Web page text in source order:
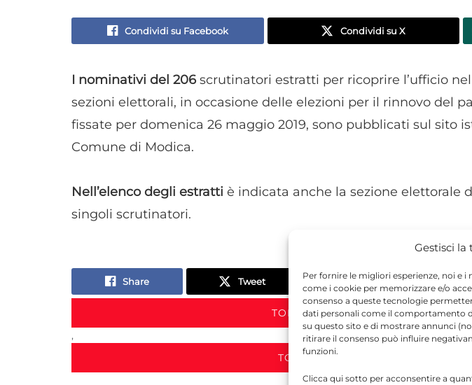
Gestisci la
Per fornire le migliori esperienze, noi e
come i cookie per memorizzare e/o
consenso a queste tecnologie
dati personali come il comportamento
su questo sito e di mostrare annunci
ritirare il consenso può influire
funzioni.
Clicca qui sotto per acconsentire a
Condividi su Facebook Condividi su X
I nominativi del 206 scrutinatori estratti per ricoprire l’ufficio
sezioni elettorali, in occasione delle elezioni per il rinnovo del
fissate per domenica 26 maggio 2019, sono pubblicati sul sito
Comune di Modica.
Nell’elenco degli estratti è indicata anche la sezione elettorale
singoli scrutinatori.
Share Tweet Send
TORNA IN ATTUALITÀ
,
TORNA IN MODICA